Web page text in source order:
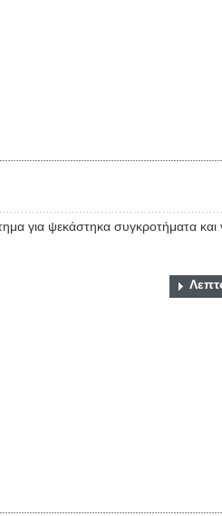
για ψεκάστηκα συγκροτήματα και